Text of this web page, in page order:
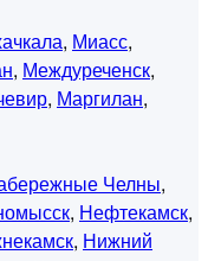
, Миасс,
, Междуреченск,
, Маргилан,
Челны,
, Нефтекамск,
, Нижний